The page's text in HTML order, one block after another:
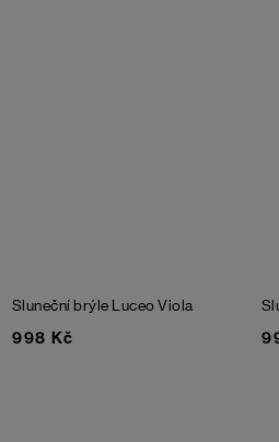
Sluneční brýle Luceo Viola
998 Kč